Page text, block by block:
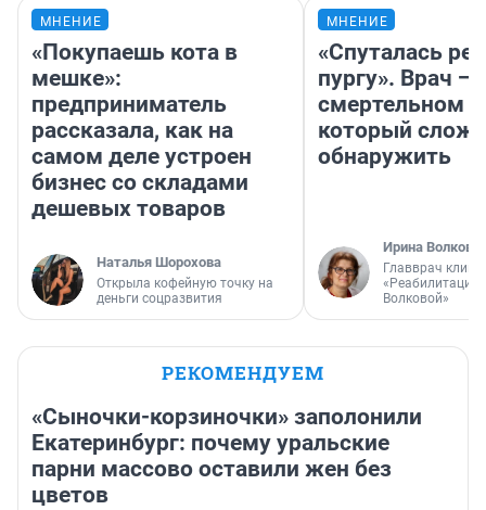
МНЕНИЕ
«Покупаешь кота в
мешке»:
предприниматель
рассказала, как на
самом деле устроен
бизнес со складами
дешевых товаров
Наталья Шорохова
Открыла кофейную точку на
деньги соцразвития
МНЕНИЕ
«Спуталась
пургу». Врач —
смертельном
который
обнаружить
Ирина Волкова
Главврач
«Реабилитация
Волковой»
РЕКОМЕНДУЕМ
«Сыночки-корзиночки» заполонили
Екатеринбург: почему уральские
парни массово оставили жен без
цветов